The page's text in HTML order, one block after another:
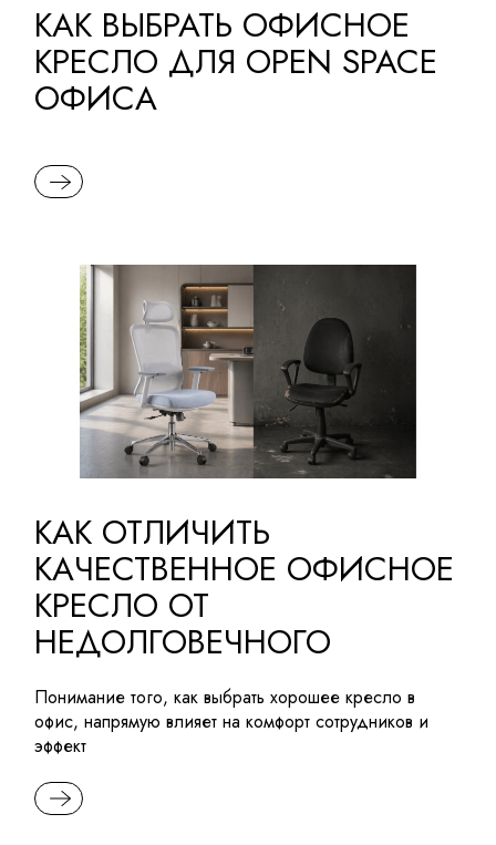
КАК ВЫБРАТЬ ОФИСНОЕ
КРЕСЛО ДЛЯ OPEN SPACE
ОФИСА
READ MORE
КАК ОТЛИЧИТЬ
КАЧЕСТВЕННОЕ ОФИСНОЕ
КРЕСЛО ОТ
НЕДОЛГОВЕЧНОГО
Понимание того, как выбрать хорошее кресло в
офис, напрямую влияет на комфорт сотрудников и
эффект
READ MORE